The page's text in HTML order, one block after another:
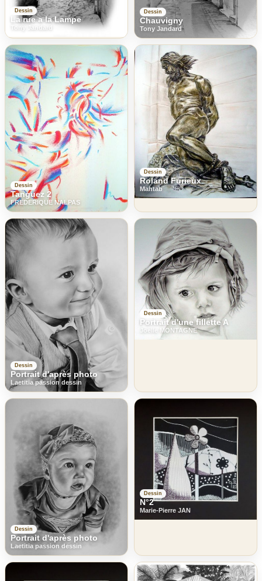
Dessin
La rue a la Lampe
Tony Jandard
Dessin
Chauvigny
Tony Jandard
Dessin
Tanguez 2
FREDERIQUE NALPAS
Dessin
Roland Furieux
Mahtab
Dessin
Portrait d'après photo
Laetitia passion dessin
Dessin
Portrait d'une fillette A
Joelle MONTAGNE
Dessin
Portrait d'après photo
Laetitia passion dessin
Dessin
N°2
Marie-Pierre JAN